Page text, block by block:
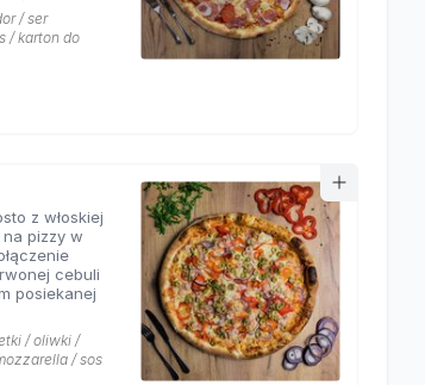
/ ser
/ karton do
z włoskiej
pizzy w
cebuli
posiekanej
/ oliwki /
/ sos